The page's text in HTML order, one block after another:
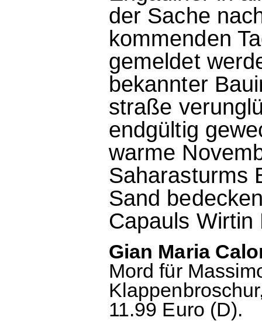
der Sache
kommenden
gemeldet
bekannter
straße
endgültig
warme
Saharasturms
Sand
Capauls
Gian Maria
Mord für
11.99 Euro (D).